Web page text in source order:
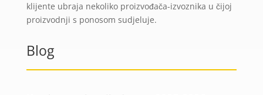
klijente ubraja nekoliko proizvođača-izvoznika u čijoj
proizvodnji s ponosom sudjeluje.
Blog